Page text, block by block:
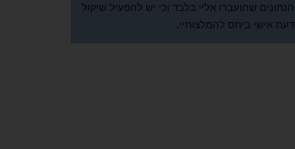
הנתונים שהועברו אליי בלבד וכי יש להפעיל שיקול
דעת אישי ביחס להמלצותיי.